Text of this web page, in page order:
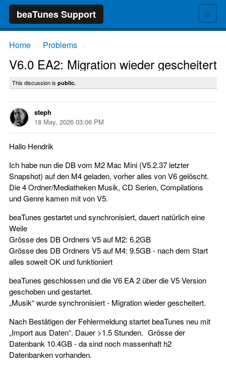
≡
beaTunes Support
Home Problems
V6.0 EA2: Migration wieder gescheitert
This discussion is public.
steph
18 May, 2026 03:06 PM
Hallo Hendrik
Ich habe nun die DB vom M2 Mac Mini (V5.2.37 letzter
Snapshot) auf den M4 geladen, vorher alles von V6 gelöscht.
Die 4 Ordner/Mediatheken Musik, CD Serien, Compilations
und Genre kamen mit von V5.
beaTunes gestartet und synchronisiert, dauert natürlich eine
Weile
Grösse des DB Ordners V5 auf M2: 6.2GB
Grösse des DB Ordners V5 auf M4: 9.5GB - nach dem Start
alles soweit OK und funktioniert
beaTunes geschlossen und die V6 EA 2 über die V5 Version
geschoben und gestartet.
„Musik“ wurde synchronisiert - Migration wieder gescheitert.
Nach Bestätigen der Fehlermeldung startet beaTunes neu mit
„Import aus Daten“. Dauer >1.5 Stunden. Grösse der
Datenbank 10.4GB - da sind noch massenhaft h2
Datenbanken vorhanden.